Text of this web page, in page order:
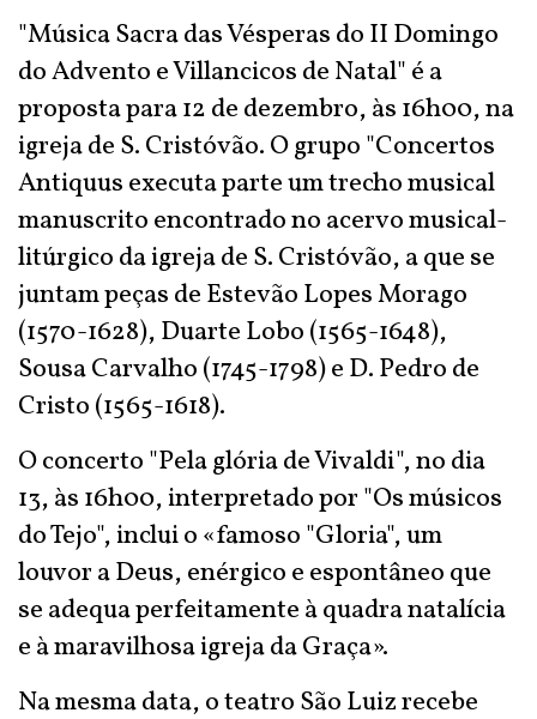
"Música Sacra das Vésperas do II Domingo
do Advento e Villancicos de Natal" é a
proposta para 12 de dezembro, às 16h00, na
igreja de S. Cristóvão. O grupo "Concertos
Antiquus executa parte um trecho musical
manuscrito encontrado no acervo musical-
litúrgico da igreja de S. Cristóvão, a que se
juntam peças de Estevão Lopes Morago
(1570-1628), Duarte Lobo (1565-1648),
Sousa Carvalho (1745-1798) e D. Pedro de
Cristo (1565-1618).
O concerto "Pela glória de Vivaldi", no dia
13, às 16h00, interpretado por "Os músicos
do Tejo", inclui o «famoso "Gloria", um
louvor a Deus, enérgico e espontâneo que
se adequa perfeitamente à quadra natalícia
e à maravilhosa igreja da Graça».
Na mesma data, o teatro São Luiz recebe